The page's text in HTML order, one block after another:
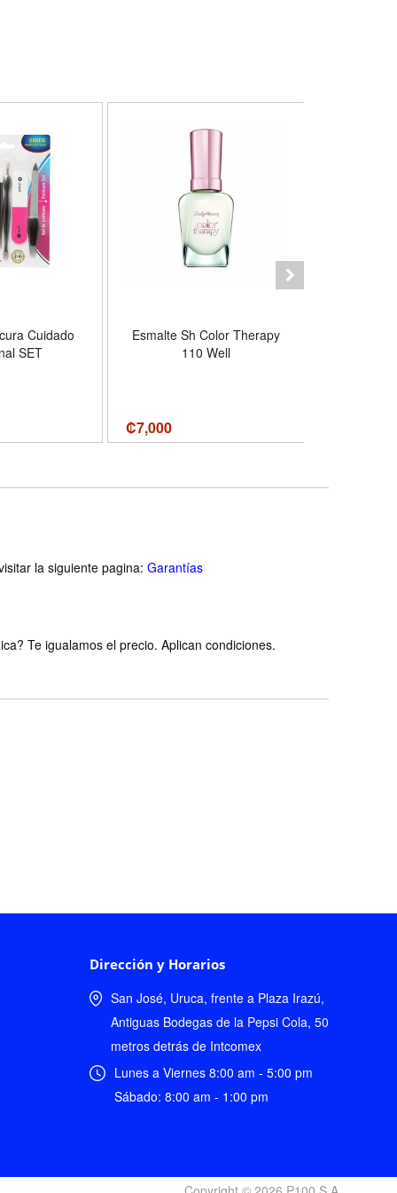
Cuidado
SET
Esmalte Sh Color Therapy
110 Well
₡7,000
la siguiente pagina: Garantías
Te igualamos el precio. Aplican condiciones.
Dirección y Horarios
San José, Uruca, frente a Plaza Irazú,
Antiguas Bodegas de la Pepsi Cola, 50
metros detrás de Intcomex
Lunes a Viernes 8:00 am - 5:00 pm
Sábado: 8:00 am - 1:00 pm